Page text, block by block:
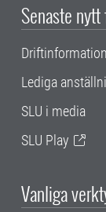
Senaste nytt
Driftinformation
Lediga
SLU i media
SLU Play
Vanliga